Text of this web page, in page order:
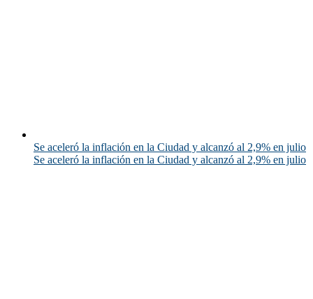
Se aceleró la inflación en la Ciudad y alcanzó al 2,9% en julio
Se aceleró la inflación en la Ciudad y alcanzó al 2,9% en julio